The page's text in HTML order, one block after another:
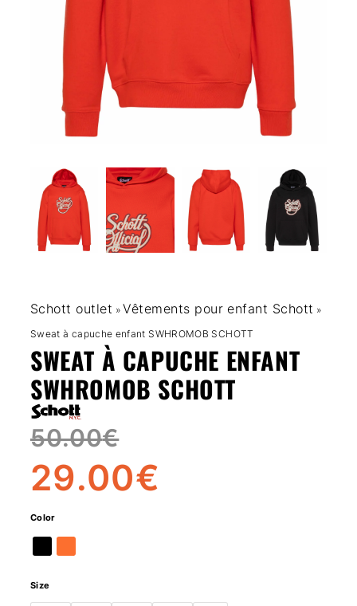
Schott outlet »Vêtements pour enfant Schott »
Sweat à capuche enfant SWHROMOB SCHOTT
SWEAT À CAPUCHE ENFANT
SWHROMOB SCHOTT
50.00€
29.00€
Color
Size